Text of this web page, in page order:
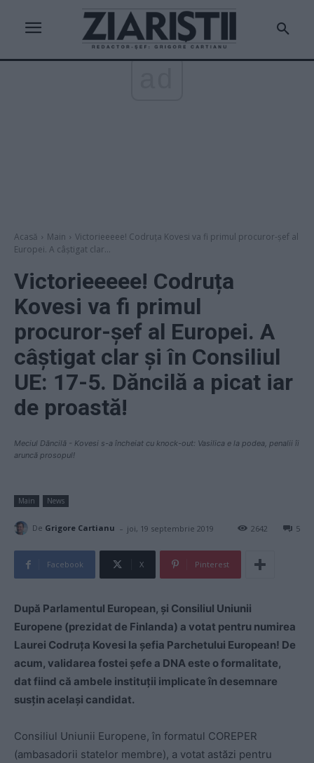
Acasă Main
Victorieeeee! Codruța Kovesi va fi primul procuror-șef al
Europei. A câștigat clar...
Victorieeeee! Codruța
Kovesi va fi primul
procuror-șef al Europei. A
câștigat clar și în Consiliul
UE: 17-5. Dăncilă a picat iar
de proastă!
Meciul Dăncilă - Kovesi s-a încheiat cu knock-out: Vasilica e la podea, penalii îi
aruncă prosopul!
Main News
De Grigore Cartianu - joi, 19 septembrie 2019 5
2642
Facebook X Pinterest
După Parlamentul European, și Consiliul Uniunii
Europene (prezidat de Finlanda) a votat pentru numirea
Laurei Codruța Kovesi la șefia Parchetului European! De
acum, validarea fostei șefe a DNA este o formalitate,
dat fiind că ambele instituții implicate în desemnare
susțin același candidat.
Consiliul Uniunii Europene, în formatul COREPER
(ambasadorii statelor membre), a votat astăzi pentru